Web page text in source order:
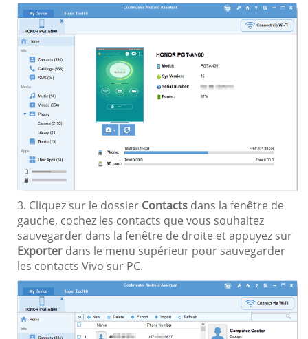
3. Cliquez sur le dossier Contacts dans la fenêtre de
gauche, cochez les contacts que vous souhaitez
sauvegarder dans la fenêtre de droite et appuyez sur
Exporter dans le menu supérieur pour sauvegarder
les contacts Vivo sur PC.